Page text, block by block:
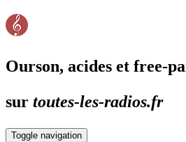
Ourson, acides et free-
sur toutes-les-radios.fr
Toggle navigation